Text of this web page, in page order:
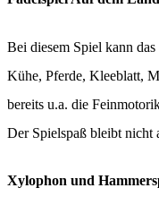
Bei diesem Spiel kann
Kühe, Pferde, Kleeblatt,
bereits u.a. die
Der Spielspaß bleibt nicht
Xylophon und